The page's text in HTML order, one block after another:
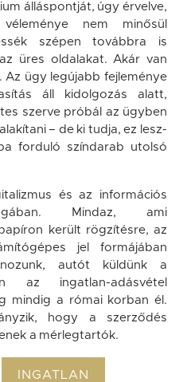
álláspontját, úgy érvelve,
nem minősül
szépen továbbra is
üres oldalakat. Akár van
Az ügy legújabb fejleménye
áll kidolgozás alatt,
szerve próbál az ügyben
– de ki tudja, ez lesz-
forduló színdarab utolsó
és az információs
Mindaz, ami
került rögzítésre, az
jel formájában
autót küldünk a
az ingatlan-adásvétel
mindig a római korban él.
hogy a szerződés
a mérlegtartók.
INGATLAN